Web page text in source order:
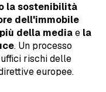
la sostenibilità
dell'immobile
della mediae la
. Un processo
rischi delle
europee.